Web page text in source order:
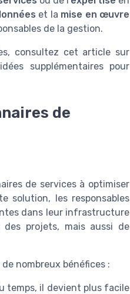
et la mise en œuvre
de la gestion.
consultez cet article sur
supplémentaires pour
de
de services à optimiser
solution, les responsables
dans leur infrastructure
projets, mais aussi de
nombreux bénéfices :
temps, il devient plus facile